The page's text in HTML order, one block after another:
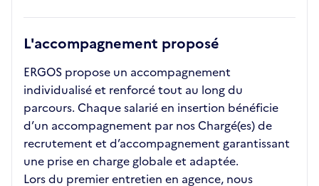
L'accompagnement proposé
ERGOS propose un accompagnement
individualisé et renforcé tout au long du
parcours. Chaque salarié en insertion bénéficie
d’un accompagnement par nos Chargé(es) de
recrutement et d’accompagnement garantissant
une prise en charge globale et adaptée.
Lors du premier entretien en agence, nous